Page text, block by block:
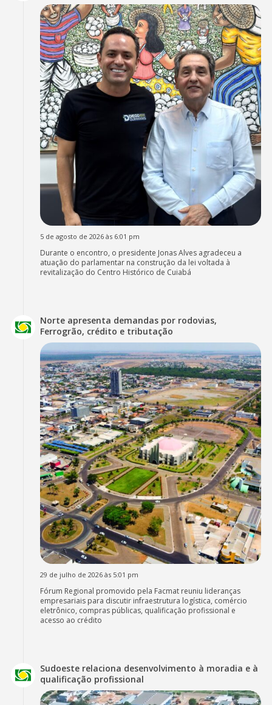
5 de agosto de 2026 às 6:01 pm
Durante o encontro, o presidente Jonas Alves agradeceu a
atuação do parlamentar na construção da lei voltada à
revitalização do Centro Histórico de Cuiabá
Norte apresenta demandas por rodovias,
Ferrogrão, crédito e tributação
29 de julho de 2026 às 5:01 pm
Fórum Regional promovido pela Facmat reuniu lideranças
empresariais para discutir infraestrutura logística, comércio
eletrônico, compras públicas, qualificação profissional e
acesso ao crédito
Sudoeste relaciona desenvolvimento à moradia e à
qualificação profissional